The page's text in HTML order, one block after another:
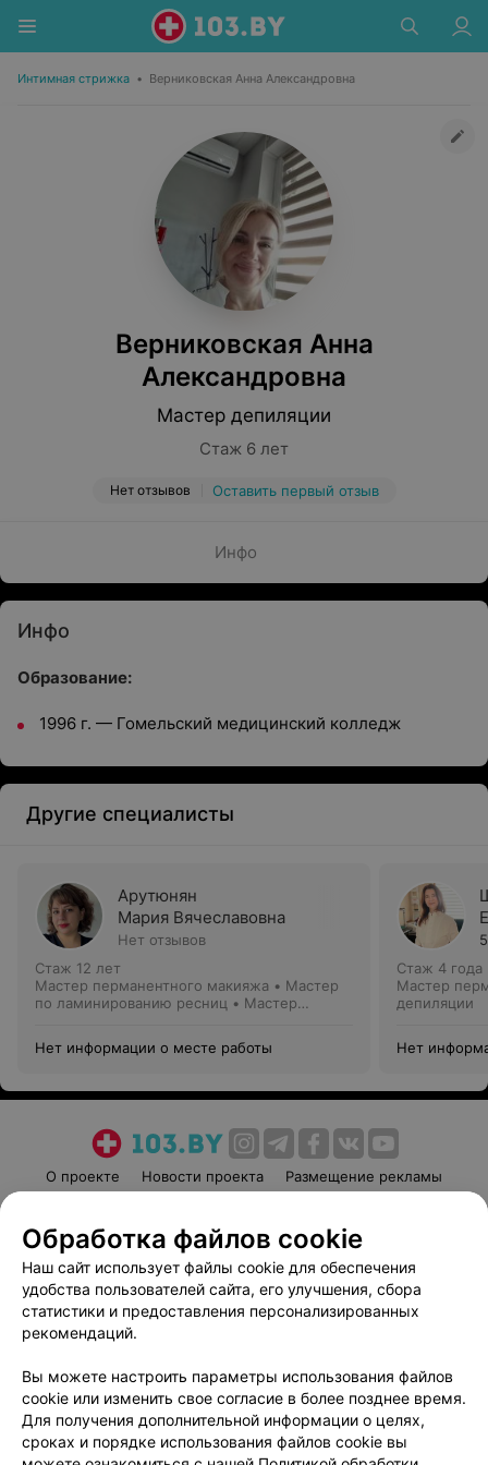
Интимная стрижка • Верниковская Анна Александровна
Верниковская Анна
Александровна
Мастер депиляции
Стаж 6 лет
Нет отзывов Оставить первый отзыв
Инфо
Инфо
Образование:
1996 г. — Гомельский медицинский колледж
Другие специалисты
Арутюнян
Мария Вячеславовна
Нет отзывов
Стаж 12 лет
Мастер перманентного макияжа • Мастер
по ламинированию ресниц • Мастер
Нет информации о месте работы
Стаж 4 года
Мастер
депиляции
Нет
О проекте Новости проекта
Размещение рекламы
Пользовательское соглашение
Способы оплаты
Вакансии
Партнеры
Написать руководителю 103.by
Обработка персональных данных
Обработка файлов cookie
Наш сайт использует файлы cookie для обеспечения
удобства пользователей сайта, его улучшения, сбора
статистики и предоставления персонализированных
рекомендаций.
Вы можете настроить параметры использования файлов
cookie или изменить свое согласие в более позднее время.
Для получения дополнительной информации о целях,
сроках и порядке использования файлов cookie вы